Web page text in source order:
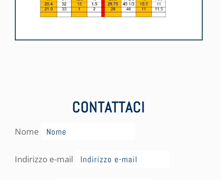
CONTATTACI
Nome
Indirizzo e-mail